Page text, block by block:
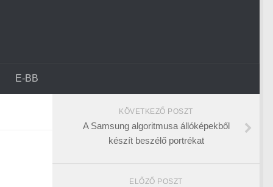
E-BB
KÖVETKEZŐ POSZT
A Samsung algoritmusa állóképekből
készít beszélő portrékat
ELŐZŐ POSZT